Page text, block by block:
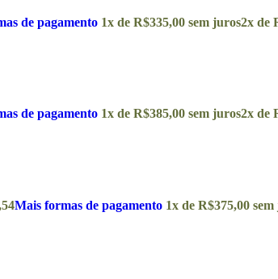
de pagamento 1x de R$335,00 sem juros2x de
de pagamento 1x de R$385,00 sem juros2x de
Mais formas de pagamento 1x de R$375,00